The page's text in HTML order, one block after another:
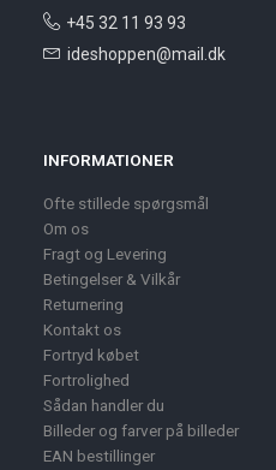
+45 32 11 93 93
ideshoppen@mail.dk
INFORMATIONER
Ofte stillede spørgsmål
Om os
Fragt og Levering
Betingelser & Vilkår
Returnering
Kontakt os
Fortryd købet
Fortrolighed
Sådan handler du
Billeder og farver på billeder
EAN bestillinger